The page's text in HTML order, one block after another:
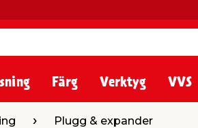
Färg Verktyg VVS
& expanderPlugg & expander